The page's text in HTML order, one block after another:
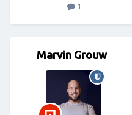
1
Marvin Grouw